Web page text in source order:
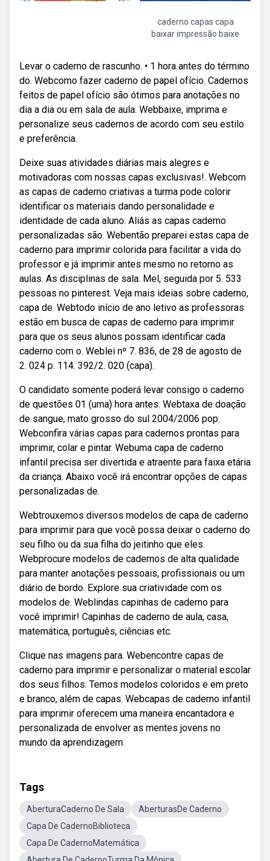
caderno capas capa
baixar impressão baixe
Levar o caderno de rascunho. • 1 hora antes do término
do. Webcomo fazer caderno de papel ofício. Cadernos
feitos de papel ofício são ótimos para anotações no
dia a dia ou em sala de aula. Webbaixe, imprima e
personalize seus cadernos de acordo com seu estilo
e preferência.
Deixe suas atividades diárias mais alegres e
motivadoras com nossas capas exclusivas!. Webcom
as capas de caderno criativas a turma pode colorir
identificar os materiais dando personalidade e
identidade de cada aluno. Aliás as capas caderno
personalizadas são. Webentão preparei estas capa de
caderno para imprimir colorida para facilitar a vida do
professor e já imprimir antes mesmo no retorno as
aulas. As disciplinas de sala. Mel, seguida por 5. 533
pessoas no pinterest. Veja mais ideias sobre caderno,
capa de. Webtodo início de ano letivo as professoras
estão em busca de capas de caderno para imprimir
para que os seus alunos possam identificar cada
caderno com o. Weblei nº 7. 836, de 28 de agosto de
2. 024 p. 114. 392/2. 020 (capa).
O candidato somente poderá levar consigo o caderno
de questões 01 (uma) hora antes. Webtaxa de doação
de sangue, mato grosso do sul 2004/2006 pop.
Webconfira várias capas para cadernos prontas para
imprimir, colar e pintar. Webuma capa de caderno
infantil precisa ser divertida e atraente para faixa etária
da criança. Abaixo você irá encontrar opções de capas
personalizadas de.
Webtrouxemos diversos modelos de capa de caderno
para imprimir para que você possa deixar o caderno do
seu filho ou da sua filha do jeitinho que eles.
Webprocure modelos de cadernos de alta qualidade
para manter anotações pessoais, profissionais ou um
diário de bordo. Explore sua criatividade com os
modelos de. Weblindas capinhas de caderno para
você imprimir! Capinhas de caderno de aula, casa,
matemática, português, ciências etc.
Clique nas imagens para. Webencontre capas de
caderno para imprimir e personalizar o material escolar
dos seus filhos. Temos modelos coloridos e em preto
e branco, além de capas. Webcapas de caderno infantil
para imprimir oferecem uma maneira encantadora e
personalizada de envolver as mentes jovens no
mundo da aprendizagem.
Tags
AberturaCaderno De Sala
AberturasDe Caderno
Capa De CadernoBiblioteca
Capa De CadernoMatemática